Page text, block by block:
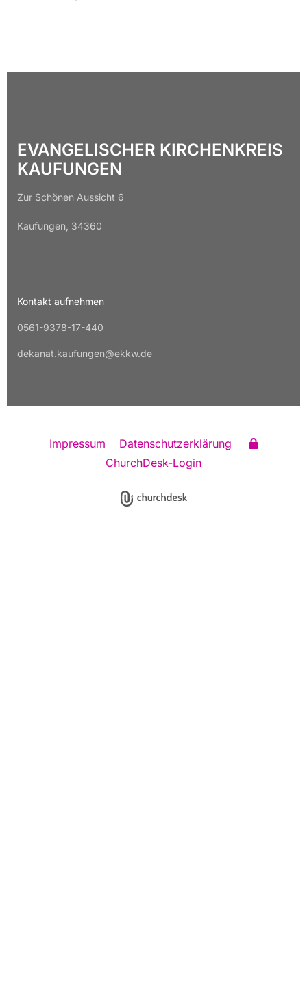
EVANGELISCHER KIRCHENKREIS
KAUFUNGEN
Zur Schönen Aussicht 6
Kaufungen, 34360
Kontakt aufnehmen
0561-9378-17-440
dekanat.kaufungen@ekkw.de
Impressum
Datenschutzerklärung
ChurchDesk-Login